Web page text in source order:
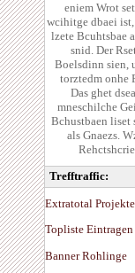
eniem Wrot
wcihitge dbaei ist,
lzete Bcuhtsbae
snid. Der
Boelsdinn sien,
torztedm onhe
Das ghet
mneschilche
Bchustbaen liset
als Gnaezs.
Trefftraffic:
Extratotal Projekte
Topliste Eintragen
Banner Rohlinge